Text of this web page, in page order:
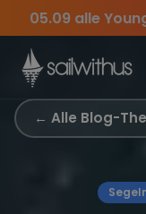
Skip to content
für 790€!Seid
Sichere Dir jetzt
Angebote
sei dabei.
← Alle Blog-